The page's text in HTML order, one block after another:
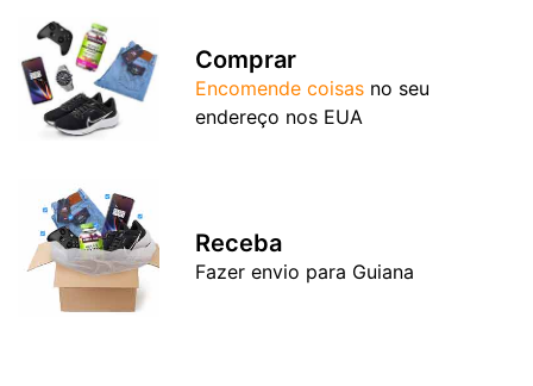
Comprar
Encomende coisas no seu
endereço nos EUA
Receba
Fazer envio para Guiana